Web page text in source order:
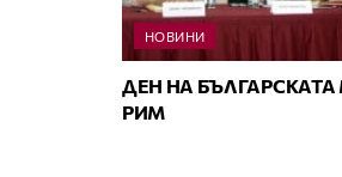
НОВИНИ
ДЕН НА
РИМ